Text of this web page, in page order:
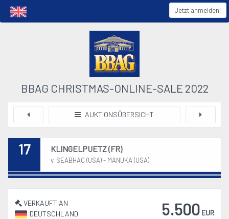
Jetzt anmelden!
BBAG CHRISTMAS-ONLINE-SALE 2022
AUKTIONSÜBERSICHT
17 KLINGELPUETZ (FR)
v. SEABHAC (USA) - MANUKA (USA)
5.500 EUR
VERKAUFT AN
DEUTSCHLAND